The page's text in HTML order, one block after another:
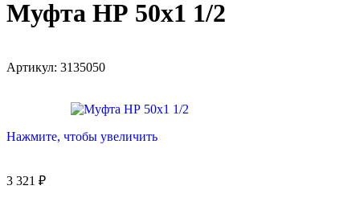
Муфта НР 50х1 1/2
Артикул: 3135050
Нажмите, чтобы увеличить
3 321 ₽